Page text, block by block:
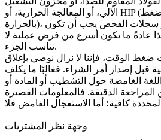
الآلي، أو المعالجة الحرارية، أو HIP (المعالجة المتساوية الضغط
بالحرارة)، أو التشطيب السطحي، أو سجلات الفحص يجب أن تكون
عادةً ما يكون أسرع من فرض عملية لا
تناسب الجزء.
ضغط الوقت، فإننا لا نزال نوصي بإغلاق
قبل إصدار أمر الشراء. فغالبًا ما يكلف
الغامضة حول التشطيب أو المادة أو
الدقيقة. فالمعلومات القصيرة
وجهة نظر المشتريات